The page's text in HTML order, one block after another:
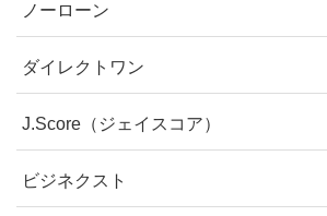
ノーローン
ダイレクトワン
J.Score（ジェイスコア）
ビジネクスト